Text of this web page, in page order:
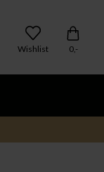
Wishlist 0,-